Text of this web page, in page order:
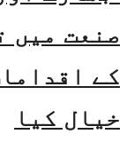
صنعت میں
کے
خیال کیا